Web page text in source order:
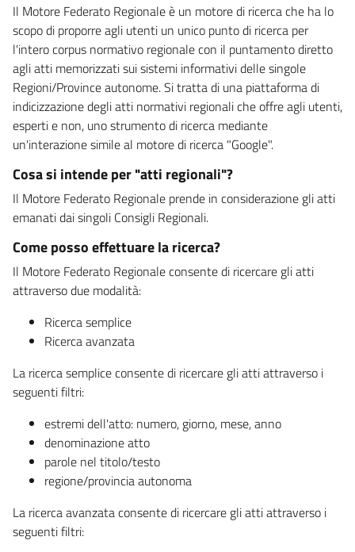
Il Motore Federato Regionale è un motore di ricerca che ha lo
scopo di proporre agli utenti un unico punto di ricerca per
l'intero corpus normativo regionale con il puntamento diretto
agli atti memorizzati sui sistemi informativi delle singole
Regioni/Province autonome. Si tratta di una piattaforma di
indicizzazione degli atti normativi regionali che offre agli utenti,
esperti e non, uno strumento di ricerca mediante
un'interazione simile al motore di ricerca "Google".
Cosa si intende per "atti regionali"?
Il Motore Federato Regionale prende in considerazione gli atti
emanati dai singoli Consigli Regionali.
Come posso effettuare la ricerca?
Il Motore Federato Regionale consente di ricercare gli atti
attraverso due modalità:
Ricerca semplice
Ricerca avanzata
La ricerca semplice consente di ricercare gli atti attraverso i
seguenti filtri:
estremi dell'atto: numero, giorno, mese, anno
denominazione atto
parole nel titolo/testo
regione/provincia autonoma
La ricerca avanzata consente di ricercare gli atti attraverso i
seguenti filtri: